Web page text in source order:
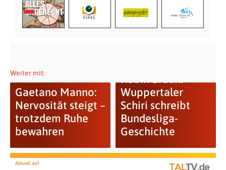
Weiter mit:
Gaetano Manno:
Nervosität steigt –
trotzdem Ruhe
bewahren
Robin Braun:
Wuppertaler
Schiri schreibt
Bundesliga-
Geschichte
Aktuell auf